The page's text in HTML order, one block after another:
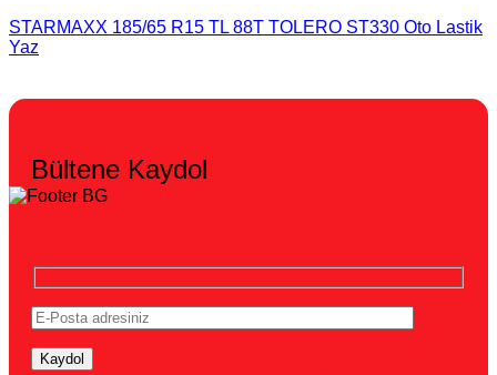
STARMAXX 185/65 R15 TL 88T TOLERO ST330 Oto Lastik
Yaz
Bültene Kaydol